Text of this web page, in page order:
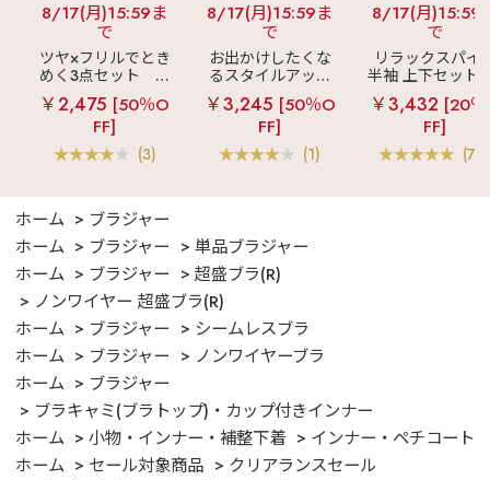
8/17(月)15:59ま
で
ツヤ×フリルでとき
めく3点セット
シ
ルキー ショートパ
ンツ 3点セット
￥2,475 [50％O
FF]
(3)
8/17(月)15:59ま
で
お出かけしたくな
るスタイルアップ
見え
ストライプ
フリル ロングパン
ツ 綿混 上下セット
￥3,245 [50％O
FF]
(1)
8/17(月)15:59
で
リラックスパイ
半袖 上下セット
女兼用サイズ)
￥3,432 [20
FF]
ホーム
ブラジャー
ホーム
ブラジャー
単品ブラジャー
ホーム
ブラジャー
超盛ブラ(R)
ノンワイヤー 超盛ブラ(R)
ホーム
ブラジャー
シームレスブラ
ホーム
ブラジャー
ノンワイヤーブラ
ホーム
ブラジャー
ブラキャミ(ブラトップ)・カップ付きインナー
ホーム
小物・インナー・補整下着
インナー・ペチコート
ホーム
セール対象商品
クリアランスセール